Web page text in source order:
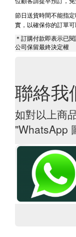
節日送貨時間不能指
實，以確保你的訂單
＊訂購付款即表示已
公司保留最終決定權
聯絡我
如對以上商
"WhatsApp